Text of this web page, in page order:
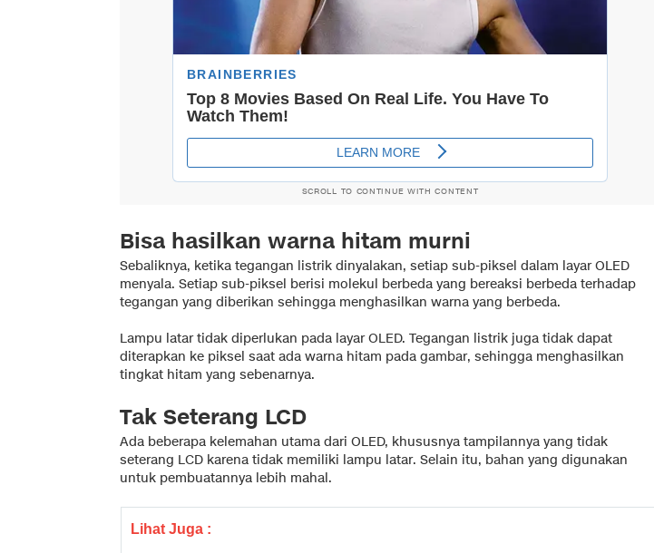
SCROLL TO CONTINUE WITH CONTENT
Bisa hasilkan warna hitam murni
Sebaliknya, ketika tegangan listrik dinyalakan, setiap sub-piksel dalam layar OLED
menyala. Setiap sub-piksel berisi molekul berbeda yang bereaksi berbeda terhadap
tegangan yang diberikan sehingga menghasilkan warna yang berbeda.
Lampu latar tidak diperlukan pada layar OLED. Tegangan listrik juga tidak dapat
diterapkan ke piksel saat ada warna hitam pada gambar, sehingga menghasilkan
tingkat hitam yang sebenarnya.
Tak Seterang LCD
Ada beberapa kelemahan utama dari OLED, khususnya tampilannya yang tidak
seterang LCD karena tidak memiliki lampu latar. Selain itu, bahan yang digunakan
untuk pembuatannya lebih mahal.
Lihat Juga :